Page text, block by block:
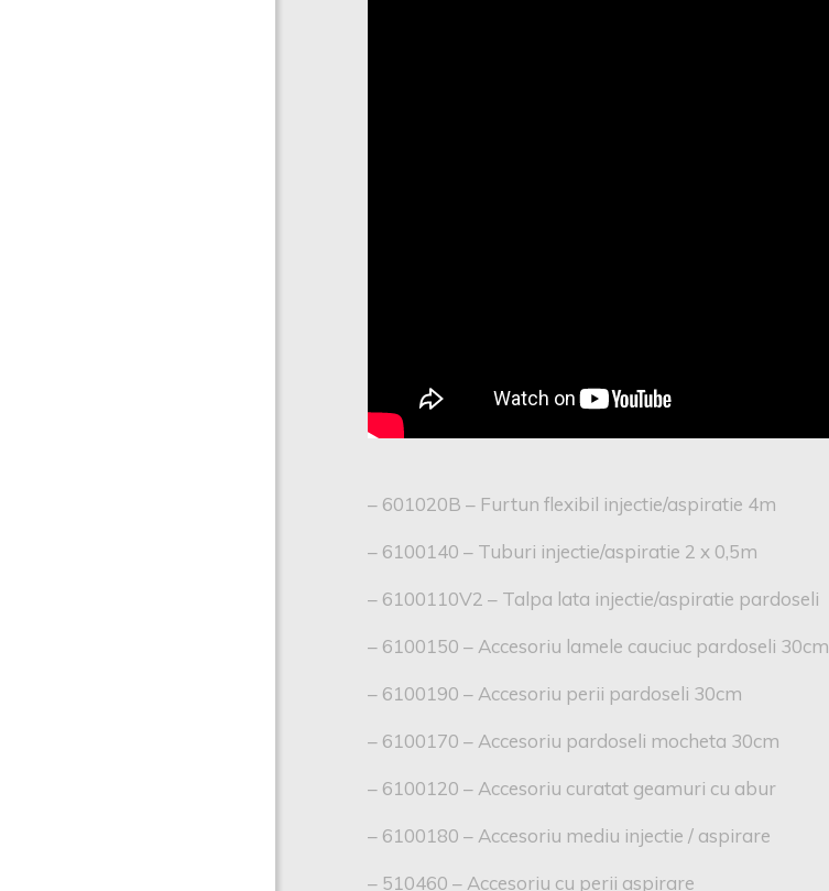
– 601020B – Furtun flexibil injectie/aspiratie 4m
– 6100140 – Tuburi injectie/aspiratie 2 x 0,5m
– 6100110V2 – Talpa lata injectie/aspiratie pardoseli
– 6100150 – Accesoriu lamele cauciuc pardoseli 30cm
– 6100190 – Accesoriu perii pardoseli 30cm
– 6100170 – Accesoriu pardoseli mocheta 30cm
– 6100120 – Accesoriu curatat geamuri cu abur
– 6100180 – Accesoriu mediu injectie / aspirare
– 510460 – Accesoriu cu perii aspirare